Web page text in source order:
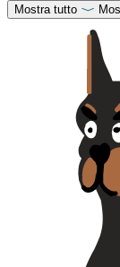
Mostra tutto